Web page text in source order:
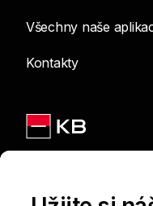
Všechny naše
Kontakty